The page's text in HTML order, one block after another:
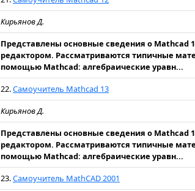
Кирьянов Д.
Представлены основные сведения о
редактором. Рассматриваются типичные
помощью Mathcad: алгебраические уравн...
22.Самоучитель Mathcad 13
Кирьянов Д.
Представлены основные сведения о
редактором. Рассматриваются типичные
помощью Mathcad: алгебраические уравн...
23.Самоучитель MathCAD 2001